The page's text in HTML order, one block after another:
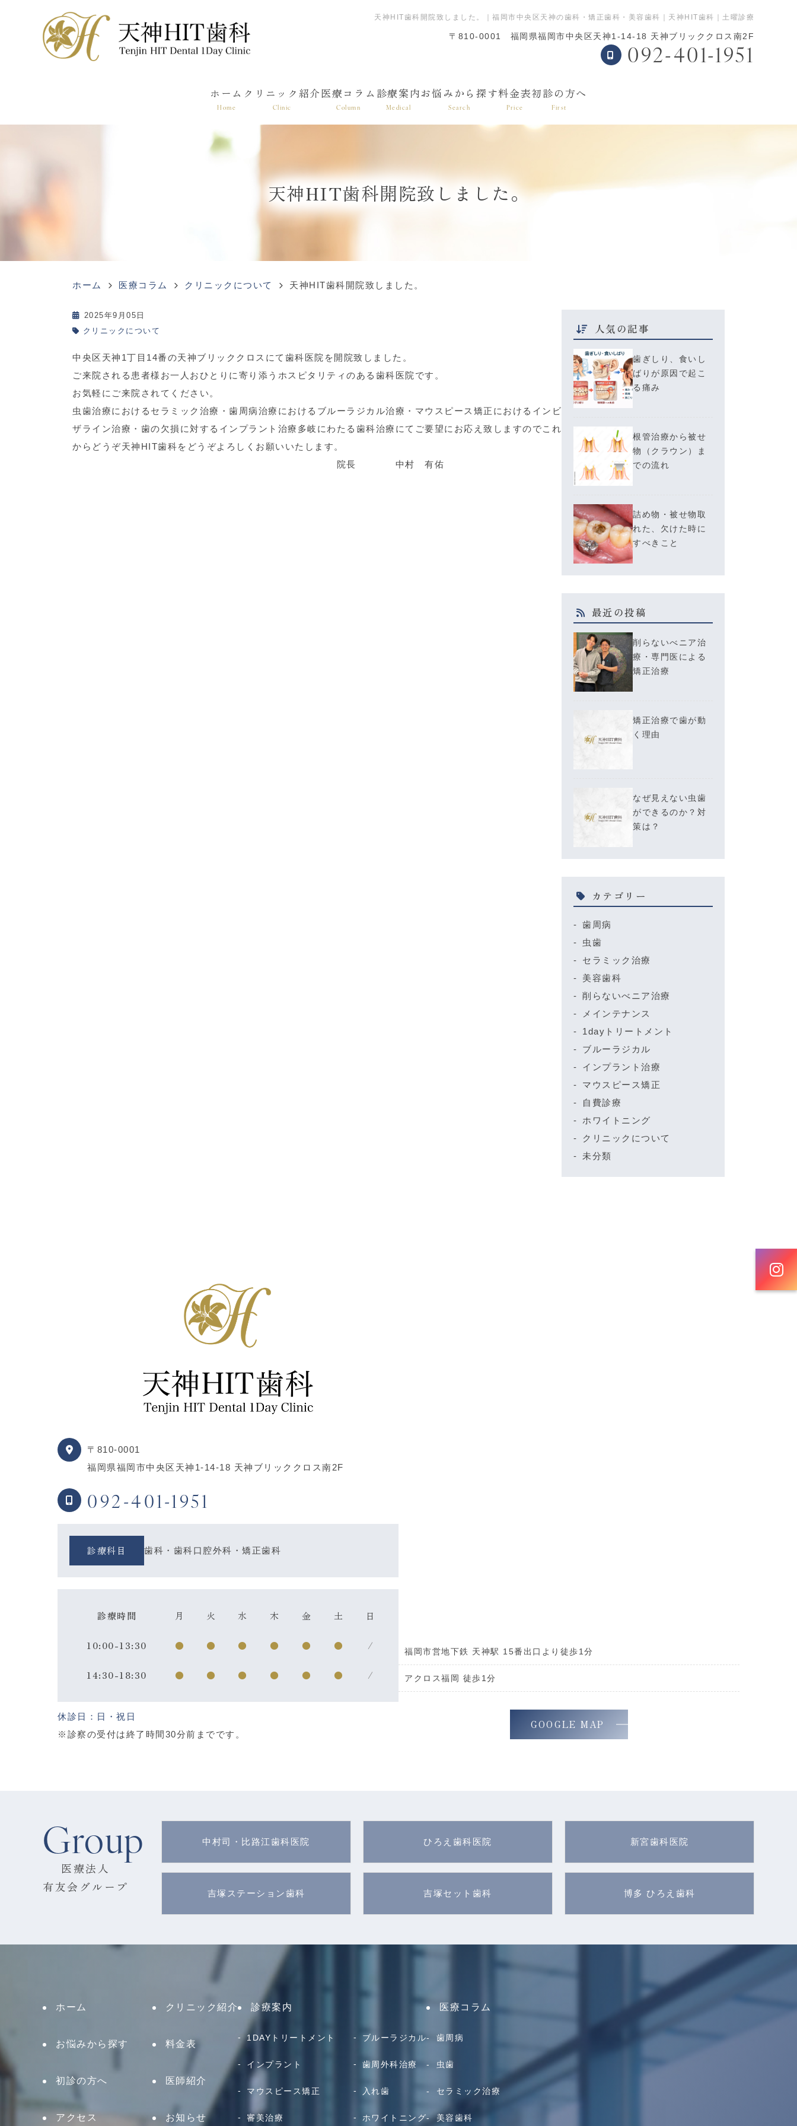
天神HIT歯科開院致しました。｜福岡市中央区天神の歯科・矯正歯科・美容歯科｜天神HIT歯科｜土曜診療
〒810-0001 福岡県福岡市中央区天神1-14-18 天神ブリッククロス南2F
092-401-1951
ホーム
Home
クリニック紹介
Clinic
医療コラム
Column
診療案内
Medical
お悩みから探す
Search
料金表
Price
初診の方へ
First
天神HIT歯科開院致しました。
ホーム 医療コラム クリニックについて 天神HIT歯科開院致しました。
2025年9月05日
クリニックについて
中央区天神1丁目14番の天神ブリッククロスにて歯科医院を開院致しました。
ご来院される患者様お一人おひとりに寄り添うホスピタリティのある歯科医院です。
お気軽にご来院されてください。
虫歯治療におけるセラミック治療・歯周病治療におけるブルーラジカル治療・マウスピース矯正におけるインビ
ザライン治療・歯の欠損に対するインプラント治療多岐にわたる歯科治療にてご要望にお応え致しますのでこれ
からどうぞ天神HIT歯科をどうぞよろしくお願いいたします。
院長 中村 有佑
人気の記事
歯ぎしり、食いし
ばりが原因で起こ
る痛み
根管治療から被せ
物（クラウン）ま
での流れ
詰め物・被せ物取
れた、欠けた時に
すべきこと
最近の投稿
削らないべニア治
療・専門医による
矯正治療
矯正治療で歯が動
く理由
なぜ見えない虫歯
ができるのか？対
策は？
カテゴリー
歯周病
虫歯
セラミック治療
美容歯科
削らないべニア治療
メインテナンス
1dayトリートメント
ブルーラジカル
インプラント治療
マウスピース矯正
自費診療
ホワイトニング
クリニックについて
未分類
〒810-0001
福岡県福岡市中央区天神1-14-18 天神ブリッククロス南2F
092-401-1951
診療科目 歯科・歯科口腔外科・矯正歯科
診療時間 月 火 水 木 金 土 日
10:00-13:30 ● ● ● ● ● ● /
14:30-18:30 ● ● ● ● ● ● /
休診日：日・祝日
※診察の受付は終了時間30分前までです。
福岡市営地下鉄 天神駅 15番出口より徒歩1分
アクロス福岡 徒歩1分
GOOGLE MAP
Group
医療法人
有友会グループ
中村司・比路江歯科医院 ひろえ歯科医院 新宮歯科医院
吉塚ステーション歯科 吉塚セット歯科 博多 ひろえ歯科
ホーム クリニック紹介
お悩みから探す 料金表
初診の方へ 医師紹介
アクセス お知らせ
診療案内
1DAYトリートメント ブルーラジカル
インプラント 歯周外科治療
マウスピース矯正 入れ歯
審美治療 ホワイトニング
医療コラム
歯周病
虫歯
セラミック治療
美容歯科